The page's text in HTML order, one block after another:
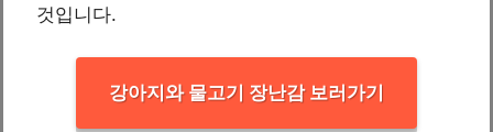
것입니다.
강아지와 물고기 장난감 보러가기